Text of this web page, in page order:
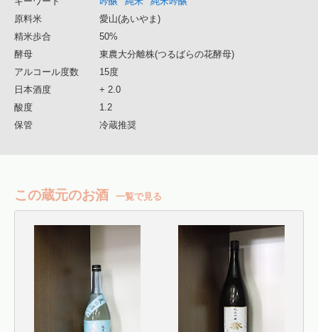
原料米
愛山(あいやま)
精米歩合
50%
酵母
東農大分離株(つるばらの花酵母)
アルコール度数
15度
日本酒度
+ 2.0
酸度
1.2
保管
冷蔵推奨
この蔵元のお酒 一覧で見る